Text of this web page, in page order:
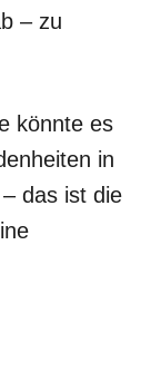
– zu
könnte es
in
das ist die